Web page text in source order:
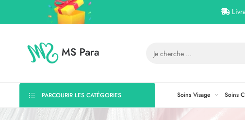
PARCOURIR LES CATÉGORIES Soins Visage Soins